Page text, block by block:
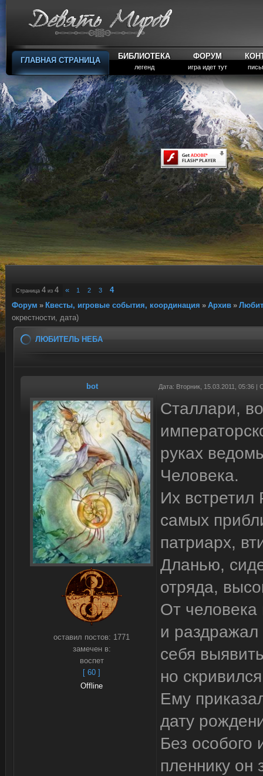
ГЛАВНАЯ СТРАНИЦА БИБЛИОТЕКА
легенд
ФОРУМ
игра идет тут
Страница 4 из 4 « 1 2 3
4
Форум » Квесты, игровые события, координация » Архив »
окрестности, дата)
ЛЮБИТЕЛЬ НЕБА
bot Дата: Вторник, 15.03.2011, 05:36
оставил постов: 1771
замечен в:
воспет
[ 60 ]
Offline
Сталлари,
руках
Человека.
Их встретил
самых
патриарх,
Дланью,
отряда,
От
и
себя
но
Ему
дату
Без особого
пленнику он